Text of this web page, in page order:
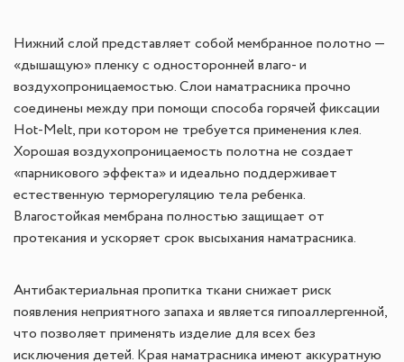
Нижний слой представляет собой мембранное полотно —
«дышащую» пленку с односторонней влаго- и
воздухопроницаемостью. Слои наматрасника прочно
соединены между при помощи способа горячей фиксации
Hot-Melt, при котором не требуется применения клея.
Хорошая воздухопроницаемость полотна не создает
«парникового эффекта» и идеально поддерживает
естественную терморегуляцию тела ребенка.
Влагостойкая мембрана полностью защищает от
протекания и ускоряет срок высыхания наматрасника.
Антибактериальная пропитка ткани снижает риск
появления неприятного запаха и является гипоаллергенной,
что позволяет применять изделие для всех без
исключения детей. Края наматрасника имеют аккуратную